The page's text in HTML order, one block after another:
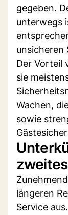
gegeben.
unterwegs
unsicheren
Der Vorteil
sie
Wachen,
sowie
längeren
Service